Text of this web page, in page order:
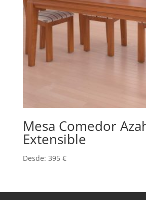
Mesa Comedor
Extensible
Desde: 395 €